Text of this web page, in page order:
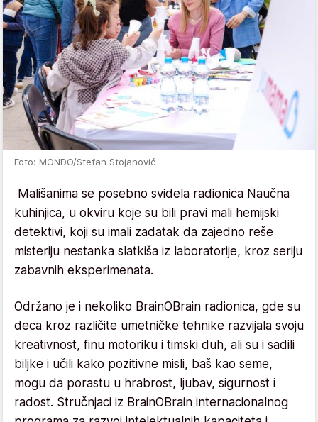
Foto: MONDO/Stefan Stojanović
Mališanima se posebno svidela radionica Naučna
kuhinjica, u okviru koje su bili pravi mali hemijski
detektivi, koji su imali zadatak da zajedno reše
misteriju nestanka slatkiša iz laboratorije, kroz seriju
zabavnih eksperimenata.
Održano je i nekoliko BrainOBrain radionica, gde su
deca kroz različite umetničke tehnike razvijala svoju
kreativnost, finu motoriku i timski duh, ali su i sadili
biljke i učili kako pozitivne misli, baš kao seme,
mogu da porastu u hrabrost, ljubav, sigurnost i
radost. Stručnjaci iz BrainOBrain internacionalnog